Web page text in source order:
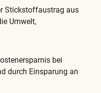
Stickstoffaustrag aus
Umwelt,
bei
durch Einsparung an